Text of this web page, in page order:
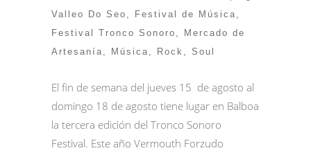
Valleo Do Seo
Festival de Música
Festival Tronco Sonoro
Mercado de
Artesanía
Música Rock Soul
El fin de semana del jueves 15 de agosto al
domingo 18 de agosto tiene lugar en Balboa
la tercera edición del Tronco Sonoro
Festival. Este año Vermouth Forzudo